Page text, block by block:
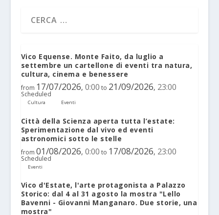
Vico Equense. Monte Faito, da luglio a
settembre un cartellone di eventi tra natura,
cultura, cinema e benessere
from 17/07/2026, 0:00 to 21/09/2026, 23:00
Scheduled
Cultura Eventi
Città della Scienza aperta tutta l’estate:
Sperimentazione dal vivo ed eventi
astronomici sotto le stelle
from 01/08/2026, 0:00 to 17/08/2026, 23:00
Scheduled
Eventi
Vico d'Estate, l'arte protagonista a Palazzo
Storico: dal 4 al 31 agosto la mostra "Lello
Bavenni - Giovanni Manganaro. Due storie, una
mostra"